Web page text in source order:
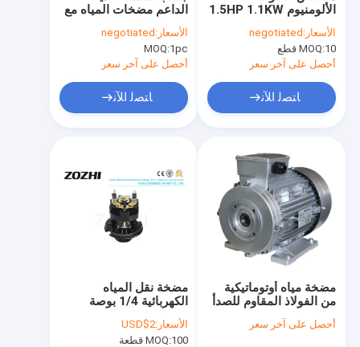
الداعم مضخات المياه مع
النحاس النقي المكره
عالية الكفاءة
الأسعار: negotiated
MOQ:1pc
أحصل على آخر سعر
ﺎﺘﺼﻟ ﺍﻶﻧ
الألومنيوم 1.5HP 1.1KW
حمام سباحة AC موتور
الأسعار: negotiated
MOQ:10 قطع
أحصل على آخر سعر
ﺎﺘﺼﻟ ﺍﻶﻧ
مضخة نقل المياه
الكهربائية 1/4 بوصة
45PSI 10A
الأسعار:USD$2
MOQ:100 قطعة
مضخة مياه أوتوماتيكية
من الفولاذ المقاوم للصدأ
1.2Mpa 20L / Min
أحصل على آخر سعر